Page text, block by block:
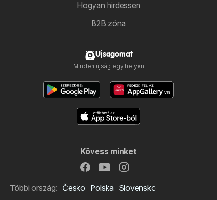
Hogyan hirdessen
B2B zóna
Ujsagomat
Minden újság egy helyen
Kövess minket
Többi ország: Česko Polska Slovensko